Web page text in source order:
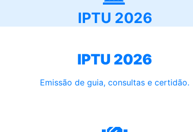
IPTU 2026
IPTU 2026
Emissão de guia, consultas e certidão.